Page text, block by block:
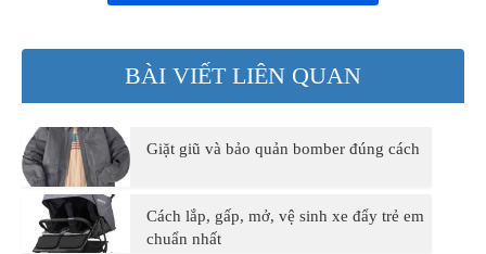
BÀI VIẾT LIÊN QUAN
Giặt giũ và bảo quản bomber đúng cách
Cách lắp, gấp, mở, vệ sinh xe đẩy trẻ em
chuẩn nhất